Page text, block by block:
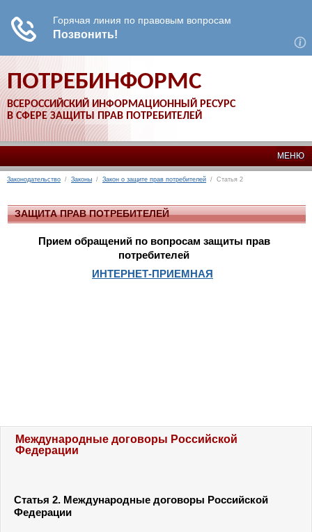
ПОТРЕБИНФОРМС
ВСЕРОССИЙСКИЙ ИНФОРМАЦИОННЫЙ РЕСУРС
В СФЕРЕ ЗАЩИТЫ ПРАВ ПОТРЕБИТЕЛЕЙ
МЕНЮ
Законодательство / Законы / Закон о защите прав потребителей / Статья 2
ЗАЩИТА ПРАВ ПОТРЕБИТЕЛЕЙ
Прием обращений по вопросам защиты прав
потребителей
ИНТЕРНЕТ-ПРИЕМНАЯ
Международные договоры Российской
Федерации
Статья 2. Международные договоры Российской
Федерации